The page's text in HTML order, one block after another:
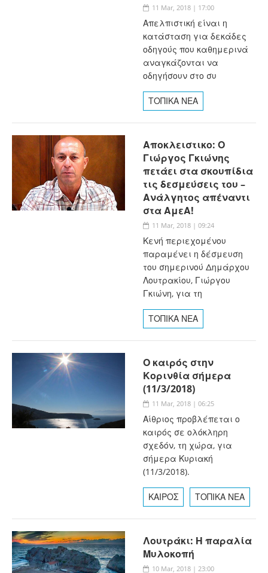
11 Mar, 2018 | 17:00
Απελπιστική είναι η
κατάσταση για δεκάδες
οδηγούς που καθημερινά
αναγκάζονται να
οδηγήσουν στο συ
ΤΟΠΙΚΑ ΝΕΑ
Αποκλειστικο: Ο
Γιώργος Γκιώνης
πετάει στα σκουπίδια
τις δεσμεύσεις του –
Ανάλγητος απέναντι
στα ΑμεΑ!
11 Mar, 2018 | 09:24
Κενή περιεχομένου
παραμένει η δέσμευση
του σημερινού Δημάρχου
Λουτρακίου, Γιώργου
Γκιώνη, για τη
ΤΟΠΙΚΑ ΝΕΑ
Ο καιρός στην
Κορινθία σήμερα
(11/3/2018)
11 Mar, 2018 | 06:25
Αίθριος προβλέπεται ο
καιρός σε ολόκληρη
σχεδόν, τη χώρα, για
σήμερα Κυριακή
(11/3/2018).
ΚΑΙΡΟΣ ΤΟΠΙΚΑ ΝΕΑ
Λουτράκι: Η παραλία
Μυλοκοπή
10 Mar, 2018 | 23:00